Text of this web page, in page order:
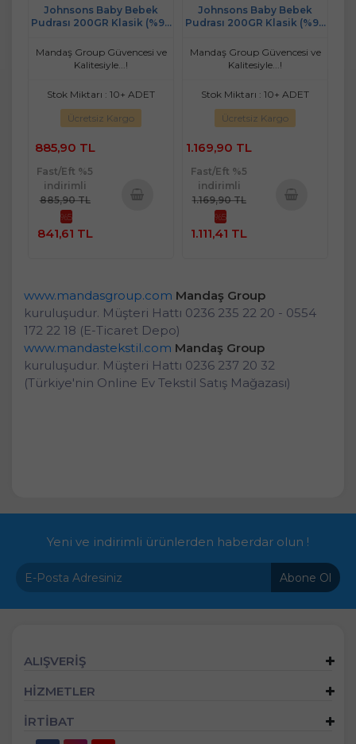
Johnsons Baby Bebek
Pudrası 200GR Klasik (%99
Mandaş Group Güvencesi ve
Kalitesiyle...!
Stok Miktarı : 10+ ADET
Ücretsiz Kargo
885,90 TL
Fast/Eft %5
indirimli
885,90 TL
%5
841,61 TL
Johnsons Baby Bebek
Pudrası 200GR Klasik (%99
Mandaş Group Güvencesi ve
Kalitesiyle...!
Stok Miktarı : 10+ ADET
Ücretsiz Kargo
1.169,90 TL
Fast/Eft %5
indirimli
1.169,90 TL
%5
1.111,41 TL
www.mandasgroup.com Mandaş Group
kuruluşudur. Müşteri Hattı 0236 235 22 20 - 0554
172 22 18 (E-Ticaret Depo)
www.mandastekstil.com Mandaş Group
kuruluşudur. Müşteri Hattı 0236 237 20 32
(Türkiye'nin Online Ev Tekstil Satış Mağazası)
Yeni ve indirimli ürünlerden haberdar olun !
Abone Ol
ALIŞVERİŞ
HİZMETLER
İRTİBAT